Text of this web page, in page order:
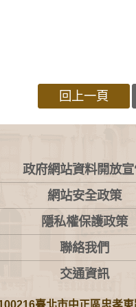
回上一頁
政府網站資料開放
網站安全政策
隱私權保護政策
聯絡我們
交通資訊
臺北市中正區忠孝